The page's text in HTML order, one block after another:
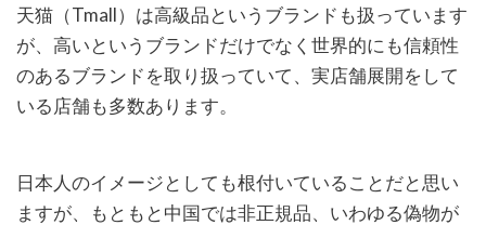
天猫（Tmall）は高級品というブランドも扱っています
が、高いというブランドだけでなく世界的にも信頼性
のあるブランドを取り扱っていて、実店舗展開をして
いる店舗も多数あります。
日本人のイメージとしても根付いていることだと思い
ますが、もともと中国では非正規品、いわゆる偽物が